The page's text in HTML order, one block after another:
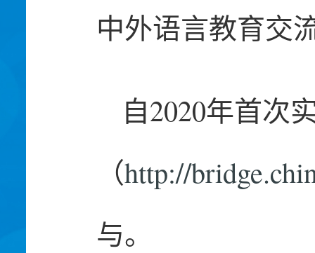
中外语言教育交
自2020年首次
（http://
与。